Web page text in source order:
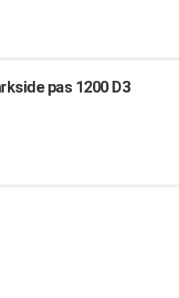
pas 1200 D3